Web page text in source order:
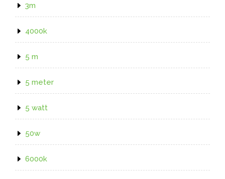
3m
4000k
5 m
5 meter
5 watt
50w
6000k